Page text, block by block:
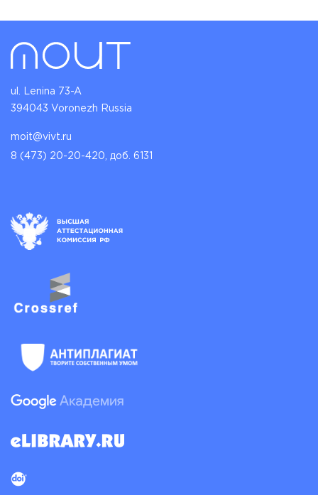
ul. Lenina 73-A
394043 Voronezh Russia
moit@vivt.ru
8 (473) 20-20-420, доб. 6131